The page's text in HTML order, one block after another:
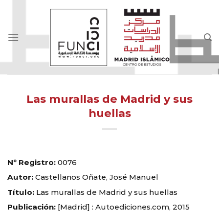
Las murallas de Madrid y sus
huellas
Nº Registro: 0076
Autor: Castellanos Oñate, José Manuel
Título: Las murallas de Madrid y sus huellas
Publicación: [Madrid] : Autoediciones.com, 2015